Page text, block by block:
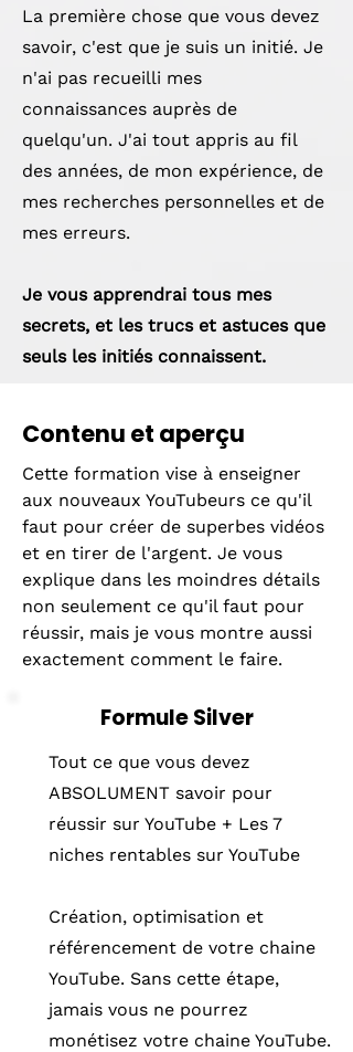
La première chose que vous devez
savoir, c'est que je suis un initié. Je
n'ai pas recueilli mes
connaissances auprès de
quelqu'un. J'ai tout appris au fil
des années, de mon expérience, de
mes recherches personnelles et de
mes erreurs.
Je vous apprendrai tous mes
secrets, et les trucs et astuces que
seuls les initiés connaissent.
Contenu et aperçu
Cette formation vise à enseigner
aux nouveaux YouTubeurs ce qu'il
faut pour créer de superbes vidéos
et en tirer de l'argent. Je vous
explique dans les moindres détails
non seulement ce qu'il faut pour
réussir, mais je vous montre aussi
exactement comment le faire.
Formule Silver
Tout ce que vous devez
ABSOLUMENT savoir pour
réussir sur YouTube + Les 7
niches rentables sur YouTube
Création, optimisation et
référencement de votre chaine
YouTube. Sans cette étape,
jamais vous ne pourrez
monétisez votre chaine YouTube.